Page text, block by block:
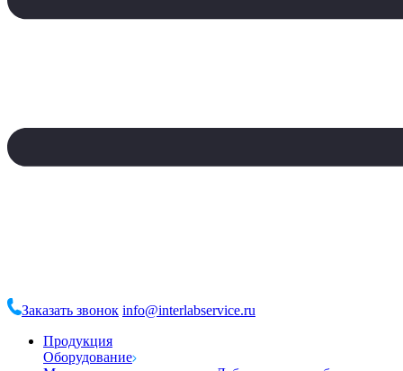
Заказать звонок info@interlabservice.ru
Продукция
Оборудование